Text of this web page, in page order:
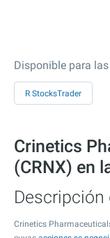
Disponible para
R StocksTrader
Crinetics
(CRNX) en
Descripción
Crinetics